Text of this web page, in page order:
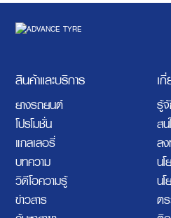
สินค้าและบริการ
ยางรถยนต์
โปรโมชั่น
แกลเลอรี่
บทความ
วิดีโอความรู้
ข่าวสาร
เ
รู้
ส
ล
น
น
ต